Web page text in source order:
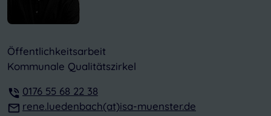
Öffentlichkeitsarbeit
Kommunale Qualitätszirkel
0176 55 68 22 38
rene.luedenbach(at)isa-muenster.de